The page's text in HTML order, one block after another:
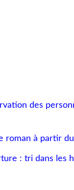
des
roman à partir
: tri dans les